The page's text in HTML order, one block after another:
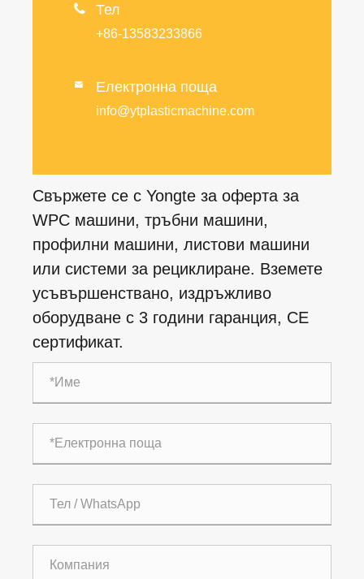
 Тел
+86-13583233866
 Електронна поща
info@ytplasticmachine.com
Свържете се с Yongte за оферта за
WPC машини, тръбни машини,
профилни машини, листови машини
или системи за рециклиране. Вземете
усъвършенствано, издръжливо
оборудване с 3 години гаранция, CE
сертификат.